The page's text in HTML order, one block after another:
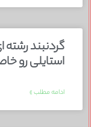
استایلی رو
ادامه مطلب »